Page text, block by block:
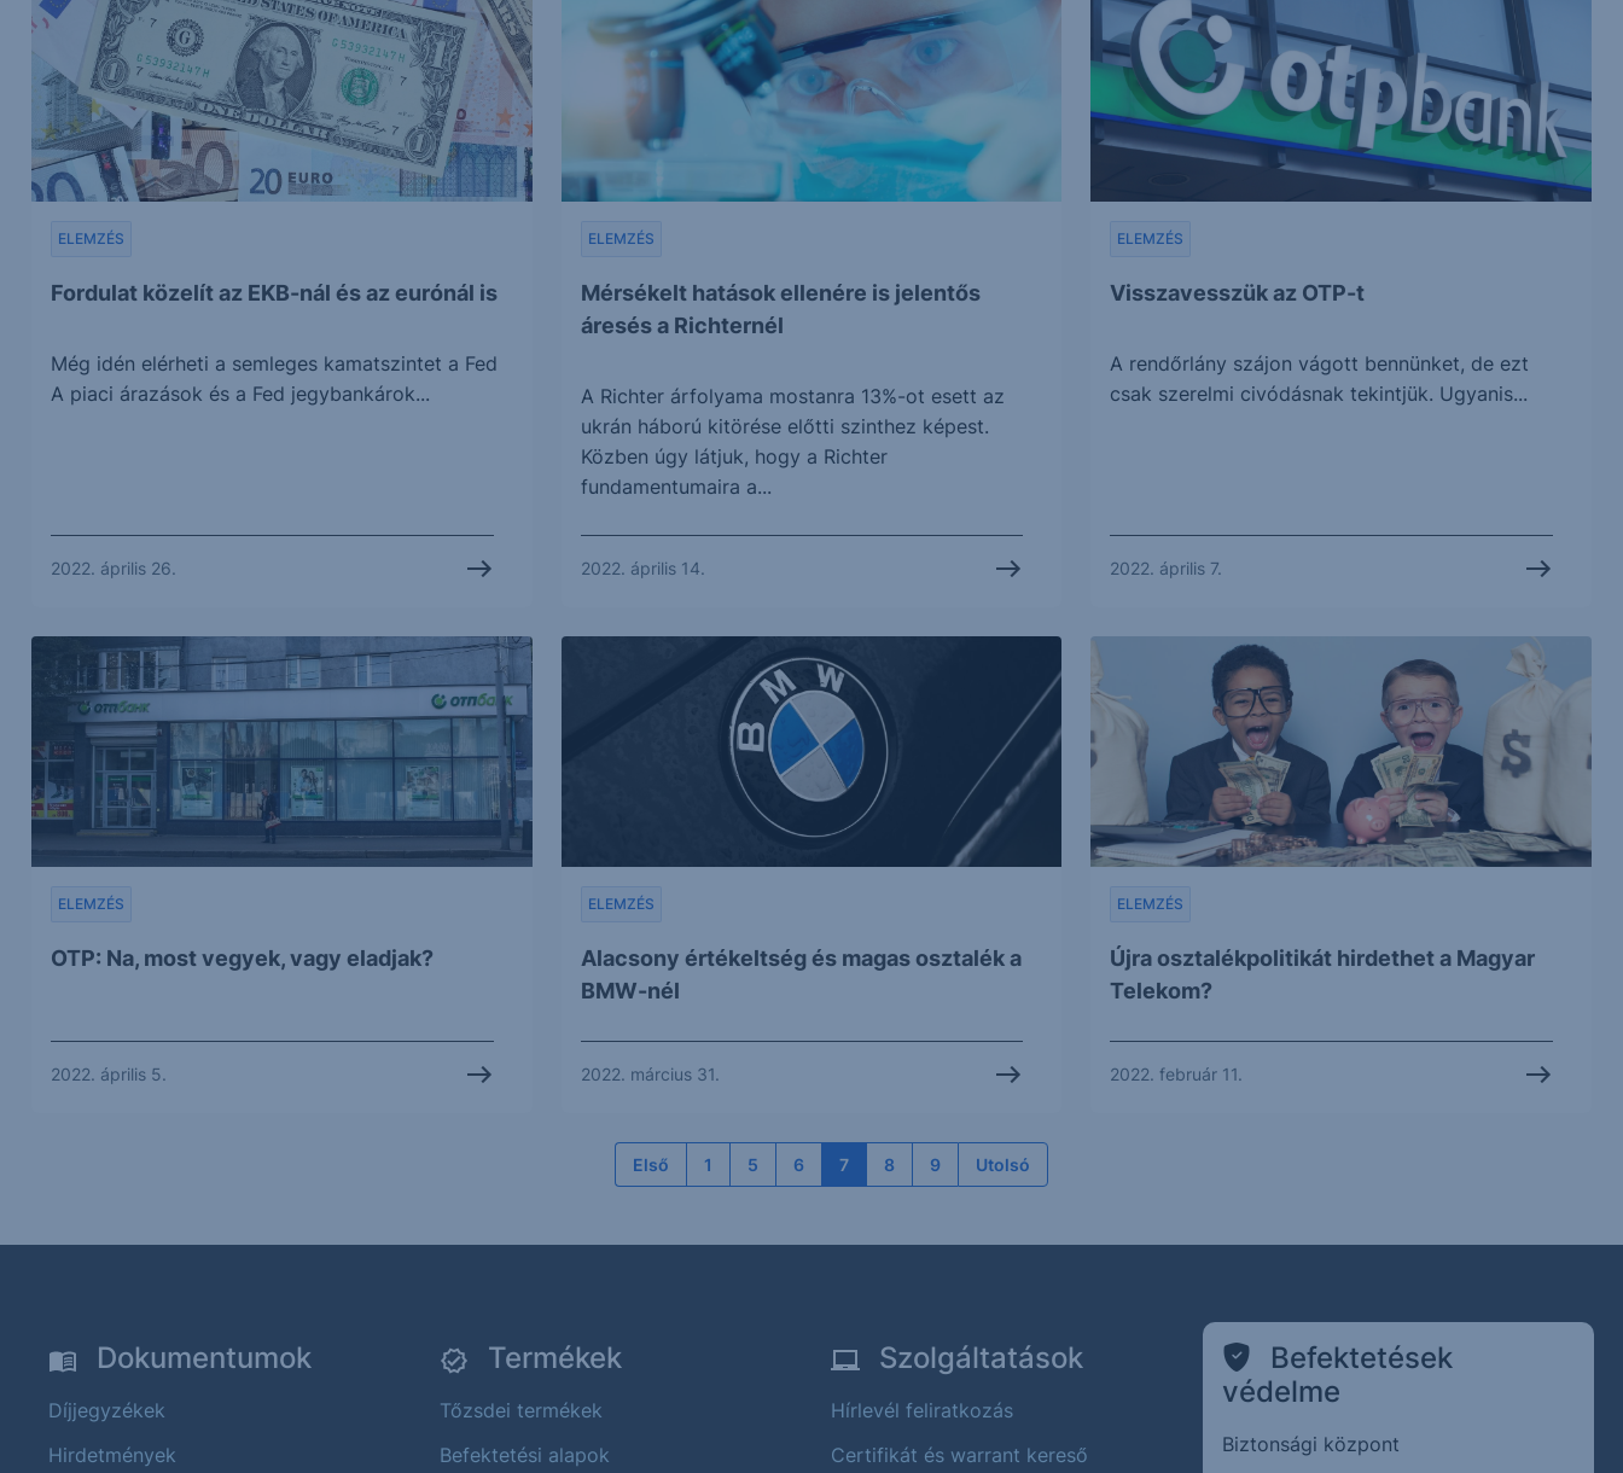
Fordulat közelít az EKB-nál és az eurónál is
ELEMZÉS
Még idén elérheti a semleges kamatszintet a Fed
A piaci árazások és a Fed jegybankárok...
2022. április 26.
Mérsékelt hatások ellenére is jelentős
áresés a Richternél
ELEMZÉS
A Richter árfolyama mostanra 13%-ot esett az
ukrán háború kitörése előtti szinthez képest.
Közben úgy látjuk, hogy a Richter
fundamentumaira a...
2022. április 14.
Visszavesszük az OTP-t
ELEMZÉS
A rendőrlány szájon vágott bennünket, de ezt
csak szerelmi civódásnak tekintjük. Ugyanis...
2022. április 7.
OTP: Na, most vegyek, vagy eladjak?
ELEMZÉS
2022. április 5.
Alacsony értékeltség és magas osztalék a
BMW-nél
ELEMZÉS
2022. március 31.
Újra osztalékpolitikát hirdethet a Magyar
Telekom?
ELEMZÉS
2022. február 11.
Első 1 5 6 7 8 9 Utolsó
Dokumentumok
Díjjegyzékek
Hirdetmények
Termékek
Tőzsdei termékek
Befektetési alapok
Szolgáltatások
Hírlevél feliratkozás
Certifikát és warrant kereső
Befektetések
védelme
Biztonsági központ